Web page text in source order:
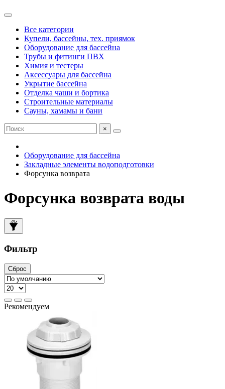
Все категории
Купели, бассейны, тех. приямок
Оборудование для бассейна
Трубы и фитинги ПВХ
Химия и тестеры
Аксессуары для бассейна
Укрытие бассейна
Отделка чаши и бортика
Строительные материалы
Сауны, хамамы и бани
×
Оборудование для бассейна
Закладные элементы водоподготовки
Форсунка возврата
Форсунка возврата воды
Фильтр
Сброс
Рекомендуем